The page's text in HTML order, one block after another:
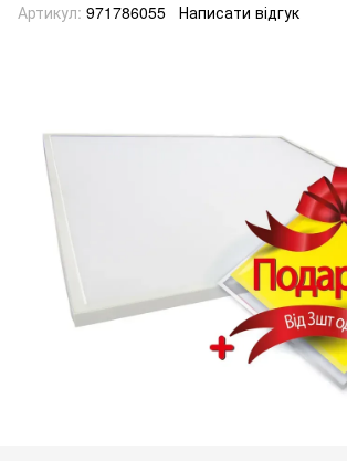
Артикул: 971786055 Написати відгук